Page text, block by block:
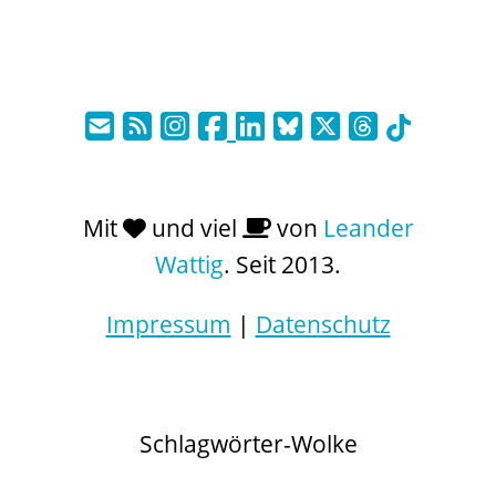
Mit und viel von Leander
Wattig. Seit 2013.
Impressum | Datenschutz
Schlagwörter-Wolke